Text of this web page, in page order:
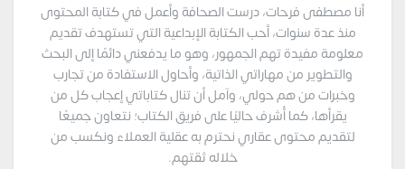
أنا مصطفى فرحات، درست الصحافة وأعمل في كتابة المحتوى
منذ عدة سنوات، أحب الكتابة الإبداعية التي تستهدف تقديم
معلومة مفيدة تهم الجمهور، وهو ما يدفعني دائمًا إلى البحث
والتطوير من مهاراتي الذاتية، وأحاول الاستفادة من تجارب
وخبرات من هم حولي، وآمل أن تنال كتاباتي إعجاب كل من
يقرأها، كما أُشرف حاليًا على فريق الكتاب؛ نتعاون جميعًا
لتقديم محتوى عقاري نحترم به عقلية العملاء ونكسب من
خلاله ثقتهم.